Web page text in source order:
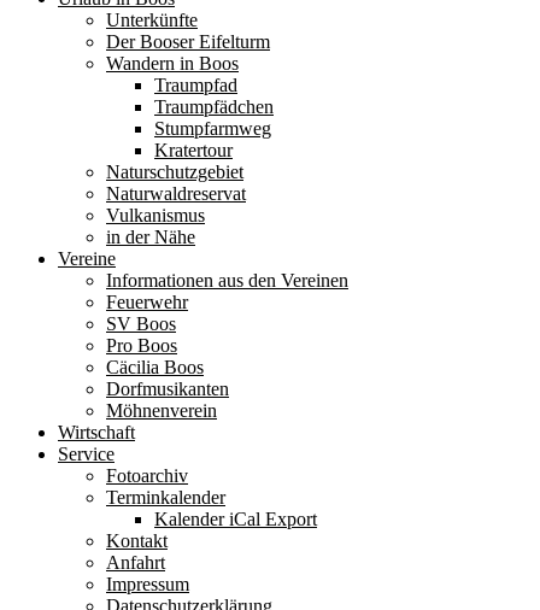
Unterkünfte
Der Booser Eifelturm
Wandern in Boos
Traumpfad
Traumpfädchen
Stumpfarmweg
Kratertour
Naturschutzgebiet
Naturwaldreservat
Vulkanismus
in der Nähe
Vereine
Informationen aus den Vereinen
Feuerwehr
SV Boos
Pro Boos
Cäcilia Boos
Dorfmusikanten
Möhnenverein
Wirtschaft
Service
Fotoarchiv
Terminkalender
Kalender iCal Export
Kontakt
Anfahrt
Impressum
Datenschutzerklärung